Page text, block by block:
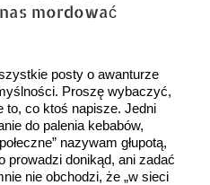
mordować
posty o awanturze
Proszę wybaczyć,
to, co ktoś napisze. Jedni
do palenia kebabów,
nazywam głupotą,
prowadzi donikąd, ani zadać
nie obchodzi, że „w sieci